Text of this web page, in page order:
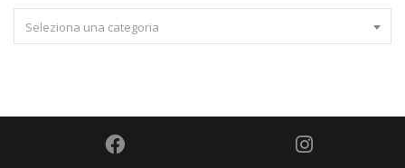
Seleziona una categoria